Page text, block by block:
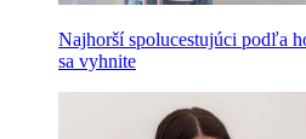
Najhorší spolucestujúci podľa
sa vyhnite